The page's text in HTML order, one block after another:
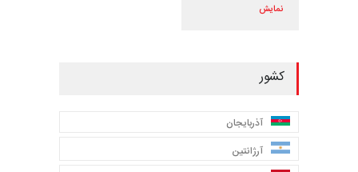
نمایش
کشور
آذربایجان
آرژانتین